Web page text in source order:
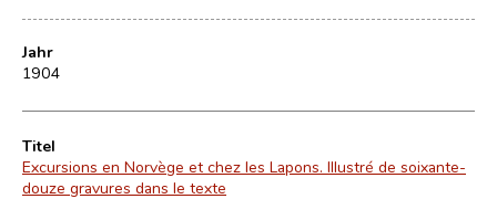
Jahr
1904
Titel
Excursions en Norvège et chez les Lapons. Illustré de soixante-
douze gravures dans le texte